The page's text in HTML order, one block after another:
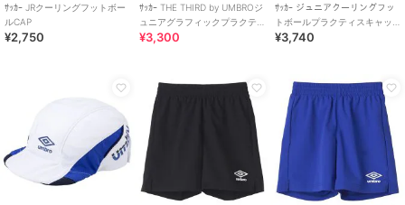
ｻｯｶｰ JRクーリングフットボー
ルCAP
¥2,750
ｻｯｶｰ THE THIRD by UMBROジ
ュニアグラフィックプラクテ
ィスシャツ
¥3,300
ｻｯｶｰ ジュニアクーリングフッ
トボールプラクティスキャッ
プ
¥3,740